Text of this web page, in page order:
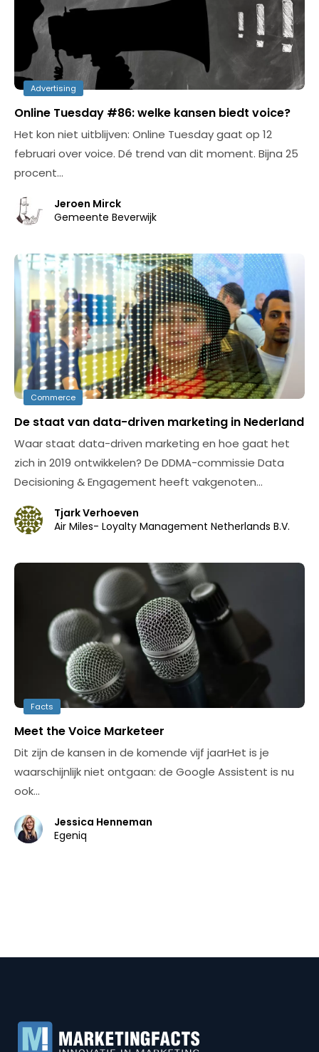
Advertising
Online Tuesday #86: welke kansen biedt voice?
Het kon niet uitblijven: Online Tuesday gaat op 12
februari over voice. Dé trend van dit moment. Bijna 25
procent…
Jeroen Mirck
Gemeente Beverwijk
Commerce
De staat van data-driven marketing in Nederland
Waar staat data-driven marketing en hoe gaat het
zich in 2019 ontwikkelen? De DDMA-commissie Data
Decisioning & Engagement heeft vakgenoten…
Tjark Verhoeven
Air Miles- Loyalty Management Netherlands B.V.
Facts
Meet the Voice Marketeer
Dit zijn de kansen in de komende vijf jaarHet is je
waarschijnlijk niet ontgaan: de Google Assistent is nu
ook…
Jessica Henneman
Egeniq